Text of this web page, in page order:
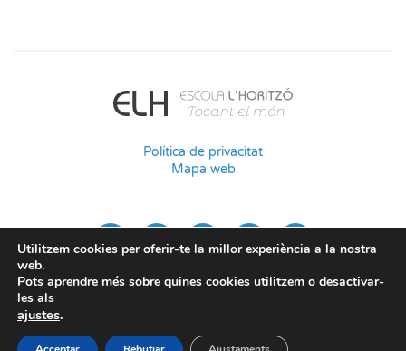
Política de privacitat
Mapa web
Utilitzem cookies per oferir-te la millor experiència a la nostra
web.
Pots aprendre més sobre quines cookies utilitzem o desactivar-
les als
ajustes.